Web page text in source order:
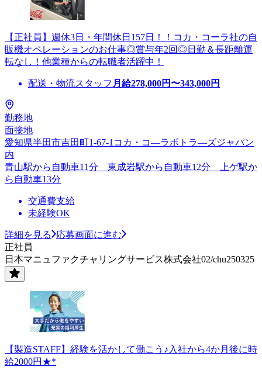
【正社員】週休3日・年間休日157日！！コカ・コーラ社の自
販機オペレーションのお仕事◎賞与年2回◎日勤＆長距離運
転なし！他業種からの転職者活躍中！
配送・物流スタッフ 月給278,000円〜343,000円
勤務地
面接地
愛知県半田市吉田町1-67-1コカ・コ―ラボトラ―ズジャパン
内
青山駅から自動車11分 東成岩駅から自動車12分 上ゲ駅か
ら自動車13分
交通費支給
未経験OK
詳細を見る
応募画面に進む
正社員
日本マニュファクチャリングサービス株式会社02/chu250325
【製造STAFF】経験を活かして働こう♪入社から4か月後に時
給2000円★*